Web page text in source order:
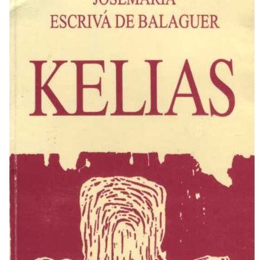
įkūrėjas. „Kelias“ gimė iš jo paties
maldos ir pastoracinio darbo su
pagrindinė „Opus Dei“ žinia –
visuotinis pašaukimas į šventumą,
skirtas ne tik kunigams ir
vienuoliams, bet kiekvienam
pakrikštytajam jo kasdienybės
knyga, ši mintis buvo ne tik nauja,
bet ir revoliucinė, tačiau vėliau ją
iškilmingai patvirtino Vatikano II
Susirinkimas.
Struktūra ir turinys
„Kelias“ sudarytas iš 999 trumpų,
numeruotų punktų, skirtų
asmeniniams apmąstymams. Knyga